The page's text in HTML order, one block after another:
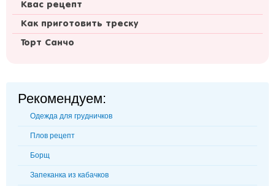
Квас рецепт
Как приготовить треску
Торт Санчо
Рекомендуем:
Одежда для грудничков
Плов рецепт
Борщ
Запеканка из кабачков